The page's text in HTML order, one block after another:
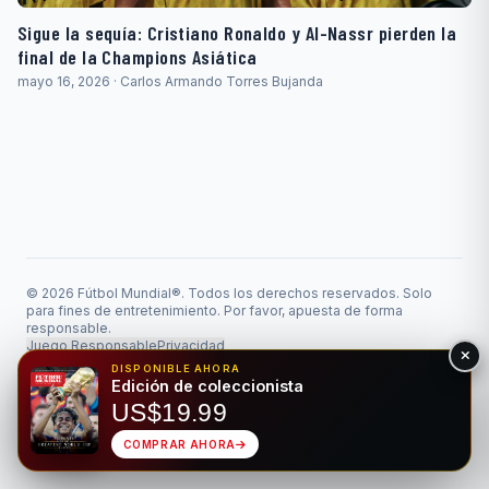
Sigue la sequía: Cristiano Ronaldo y Al-Nassr pierden la
final de la Champions Asiática
mayo 16, 2026 · Carlos Armando Torres Bujanda
© 2026 Fútbol Mundial®. Todos los derechos reservados. Solo
para fines de entretenimiento. Por favor, apuesta de forma
responsable.
Juego ResponsablePrivacidad
Hecho para el deporte rey • Bilingüe EN/ES
DISPONIBLE AHORA
Edición de coleccionista
US$19.99
COMPRAR AHORA